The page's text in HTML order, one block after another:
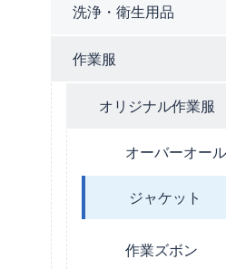
洗浄・衛生用品
作業服
オリジナル作業服
オーバーオール
ジャケット
作業ズボン